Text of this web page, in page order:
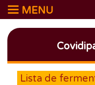
MENU
Lista de